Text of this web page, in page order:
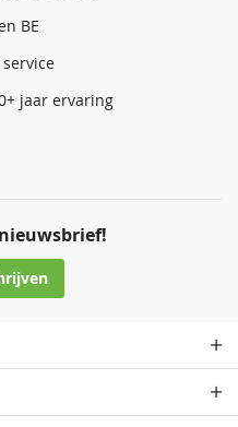
BE
jaar ervaring